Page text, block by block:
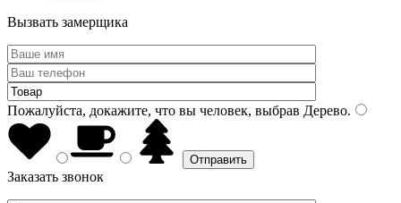
Вызвать замерщика
Пожалуйста, докажите, что вы человек, выбрав Дерево.
Заказать звонок